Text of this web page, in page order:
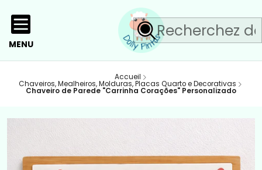
MENU
Accueil
Chaveiros, Mealheiros, Molduras, Placas Quarto e Decorativas
Chaveiro de Parede "Carrinha Corações" Personalizado